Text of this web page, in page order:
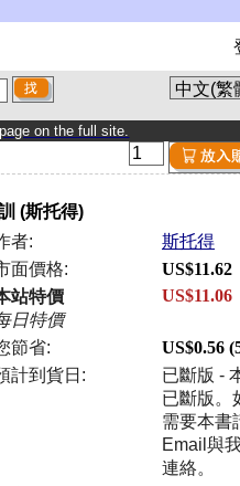
on the full site.
(斯托得)
者:
斯托得
面價格:
US$11.62
站特價
日特價
US$11.06
節省:
US$0.56
計到貨日:
已斷版 -
已斷版。
需要本書
Email與
連絡。